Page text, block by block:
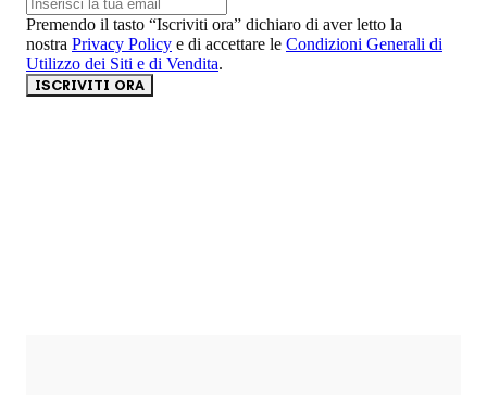
Premendo il tasto “Iscriviti ora” dichiaro di aver letto la
nostra Privacy Policy e di accettare le Condizioni Generali di
Utilizzo dei Siti e di Vendita.
ISCRIVITI ORA